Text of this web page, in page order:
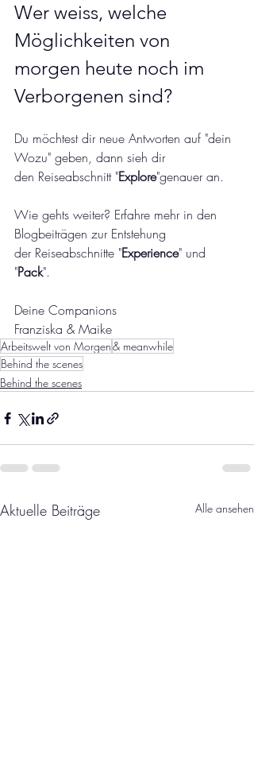
Wer weiss, welche
Möglichkeiten von
morgen heute noch im
Verborgenen sind?
Du möchtest dir neue Antworten auf "dein
Wozu" geben, dann sieh dir
den Reiseabschnitt "Explore"genauer an.
Wie gehts weiter? Erfahre mehr in den
Blogbeiträgen zur Entstehung
der Reiseabschnitte "Experience" und
"Pack".
Deine Companions
Franziska & Maike
Arbeitswelt von Morgen& meanwhile
Behind the scenes
Behind the scenes
Aktuelle Beiträge Alle ansehen